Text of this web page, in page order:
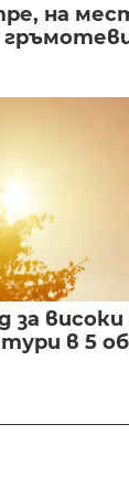
на
за високи
в 5